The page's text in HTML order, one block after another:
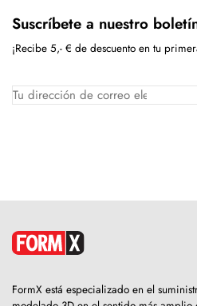
Suscríbete a nuestro
¡Recibe 5,- € de descuento en tu
FormX está especializado en el